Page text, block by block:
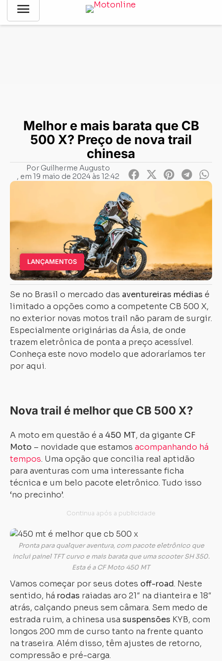
menu
Notícias Lançamentos-Melhor e mais barata que CB 500 X?
Melhor e mais barata que CB
500 X? Preço de nova trail
chinesa
PorGuilherme Augusto
, em 19 maio de 2024 às 12:42
LANÇAMENTOS
Se no Brasil o mercado das aventureiras médias é
limitado a opções como a competente CB 500 X,
no exterior novas motos trail não param de surgir.
Especialmente originárias da Ásia, de onde
trazem eletrônica de ponta a preço acessível.
Conheça este novo modelo que adoraríamos ter
por aqui.
Nova trail é melhor que CB 500 X?
A moto em questão é a 450 MT, da gigante CF
Moto – novidade que estamos acompanhando há
tempos. Uma opção que concilia real aptidão
para aventuras com uma interessante ficha
técnica e um belo pacote eletrônico. Tudo isso
‘no precinho’.
Pronta para qualquer aventura, com pacote eletrônico que
inclui painel TFT curvo e mais barata que uma scooter SH 350.
Esta é a CF Moto 450 MT
Vamos começar por seus dotes off-road. Neste
sentido, há rodas raiadas aro 21″ na dianteira e 18″
atrás, calçando pneus sem câmara. Sem medo de
estrada ruim, a chinesa usa suspensões KYB, com
longos 200 mm de curso tanto na frente quanto
na traseira. Além disso, têm ajustes de retorno,
compressão e pré-carga.